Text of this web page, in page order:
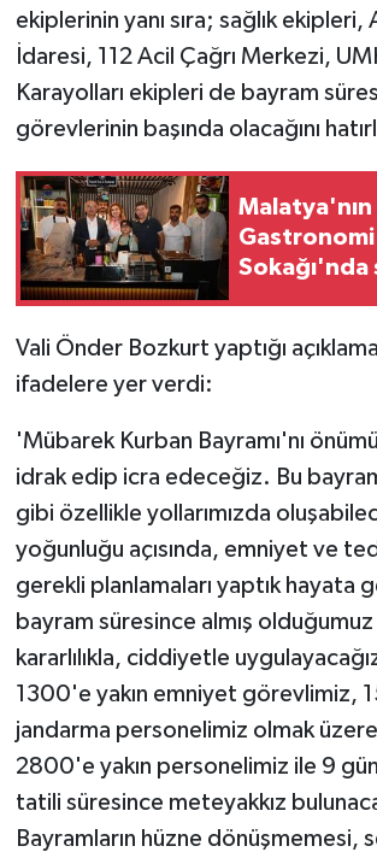
ekiplerinin yanı sıra; sağlık ekipleri,
İdaresi, 112 Acil Çağrı Merkezi,
Karayolları ekipleri de bayram
görevlerinin başında olacağını
Gastronomi
Sokağı'nda
Vali Önder Bozkurt yaptığı
ifadelere yer verdi:
'Mübarek Kurban Bayramı'nı
idrak edip icra edeceğiz. Bu
gibi özellikle yollarımızda
yoğunluğu açısında, emniyet ve
gerekli planlamaları yaptık hayata
bayram süresince almış
kararlılıkla, ciddiyetle
1300'e yakın emniyet görevlimiz,
jandarma personelimiz olmak
2800'e yakın personelimiz ile 9
tatili süresince meteyakkız
Bayramların hüzne dönüşmemesi,